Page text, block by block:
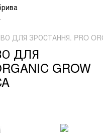
ДЛЯ ЗРОСТАННЯ. PRO
ДЛЯ
GROW